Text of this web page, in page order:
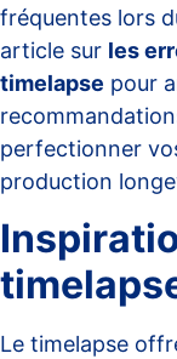
fréquentes lors
article sur les
timelapse pour
perfectionner
production
Le timelapse